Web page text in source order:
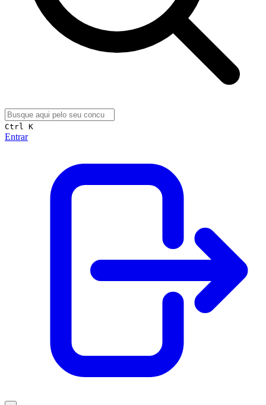
Ctrl K
Entrar